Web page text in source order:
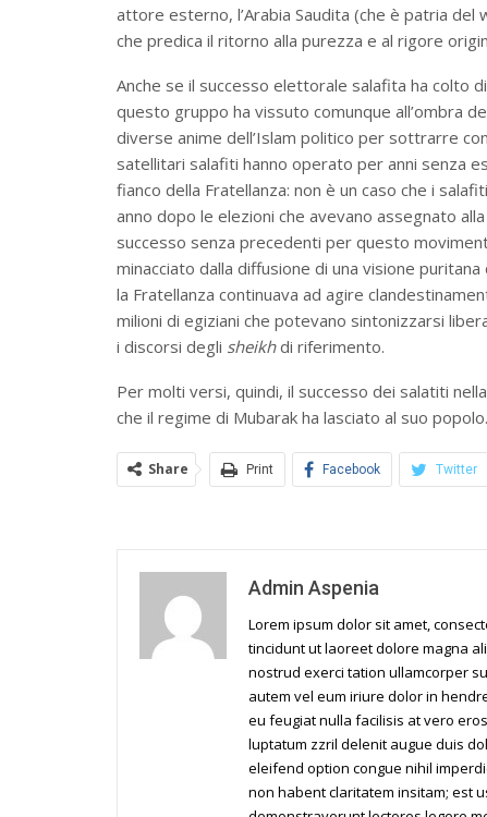
attore esterno, l’Arabia Saudita (che è patria
che predica il ritorno alla purezza e al rigore
Anche se il successo elettorale salafita ha colto
questo gruppo ha vissuto comunque all’ombra
diverse anime dell’Islam politico per sottrarre
satellitari salafiti hanno operato per anni senza
fianco della Fratellanza: non è un caso che i
anno dopo le elezioni che avevano assegnato
successo senza precedenti per questo
minacciato dalla diffusione di una visione
la Fratellanza continuava ad agire
milioni di egiziani che potevano sintonizzarsi
i discorsi degli sheikhdi riferimento.
Per molti versi, quindi, il successo dei salatiti
che il regime di Mubarak ha lasciato al suo popolo.
Share Print Facebook Twitter
Admin Aspenia
Lorem ipsum dolor sit amet,
tincidunt ut laoreet dolore magna
nostrud exerci tation ullamcorper
autem vel eum iriure dolor in
eu feugiat nulla facilisis at vero
luptatum zzril delenit augue duis
eleifend option congue nihil
non habent claritatem insitam; est